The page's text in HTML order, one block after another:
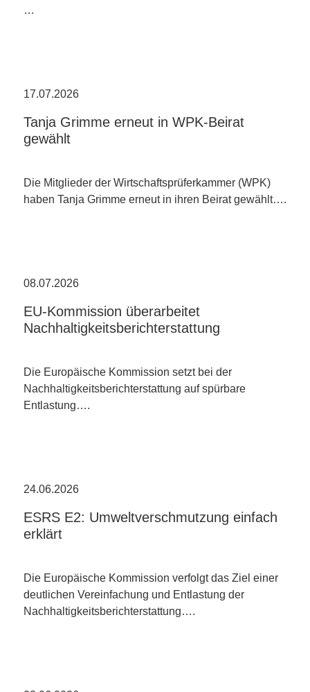
…
17.07.2026
Tanja Grimme erneut in WPK-Beirat
gewählt
Die Mitglieder der Wirtschaftsprüferkammer (WPK)
haben Tanja Grimme erneut in ihren Beirat gewählt….
08.07.2026
EU-Kommission überarbeitet
Nachhaltigkeitsberichterstattung
Die Europäische Kommission setzt bei der
Nachhaltigkeitsberichterstattung auf spürbare
Entlastung….
24.06.2026
ESRS E2: Umweltverschmutzung einfach
erklärt
Die Europäische Kommission verfolgt das Ziel einer
deutlichen Vereinfachung und Entlastung der
Nachhaltigkeitsberichterstattung….